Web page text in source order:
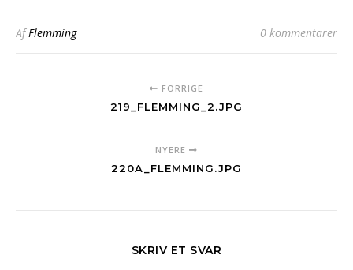
AfFlemming 0 kommentarer
FORRIGE
219_FLEMMING_2.JPG
NYERE
220A_FLEMMING.JPG
SKRIV ET SVAR